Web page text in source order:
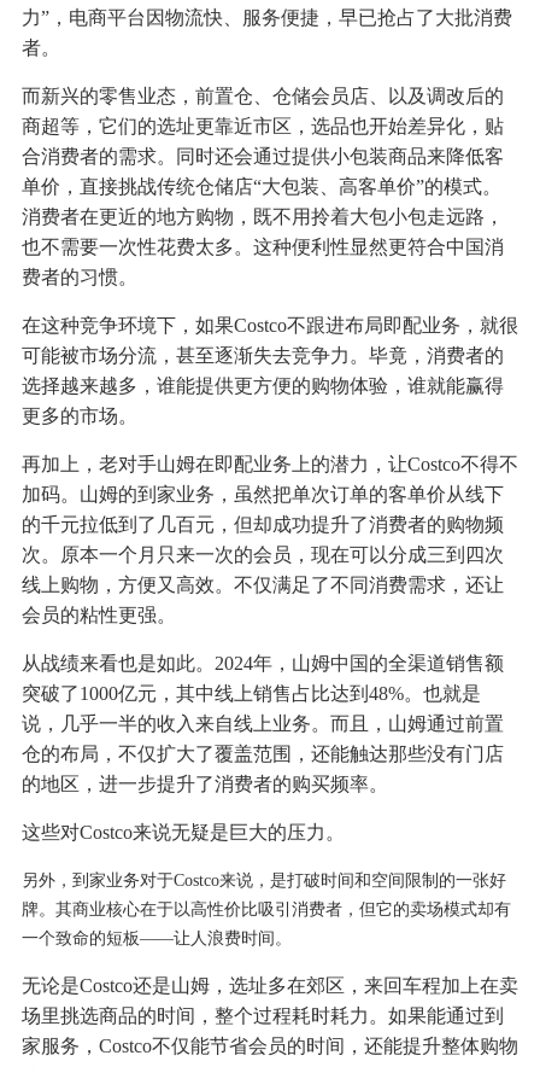
力”，电商平台因物流快、服务便捷，早已抢占了大批消费
者。
而新兴的零售业态，前置仓、仓储会员店、以及调改后的
商超等，它们的选址更靠近市区，选品也开始差异化，贴
合消费者的需求。同时还会通过提供小包装商品来降低客
单价，直接挑战传统仓储店“大包装、高客单价”的模式。
消费者在更近的地方购物，既不用拎着大包小包走远路，
也不需要一次性花费太多。这种便利性显然更符合中国消
费者的习惯。
在这种竞争环境下，如果Costco不跟进布局即配业务，就很
可能被市场分流，甚至逐渐失去竞争力。毕竟，消费者的
选择越来越多，谁能提供更方便的购物体验，谁就能赢得
更多的市场。
再加上，老对手山姆在即配业务上的潜力，让Costco不得不
加码。山姆的到家业务，虽然把单次订单的客单价从线下
的千元拉低到了几百元，但却成功提升了消费者的购物频
次。原本一个月只来一次的会员，现在可以分成三到四次
线上购物，方便又高效。不仅满足了不同消费需求，还让
会员的粘性更强。
从战绩来看也是如此。2024年，山姆中国的全渠道销售额
突破了1000亿元，其中线上销售占比达到48%。也就是
说，几乎一半的收入来自线上业务。而且，山姆通过前置
仓的布局，不仅扩大了覆盖范围，还能触达那些没有门店
的地区，进一步提升了消费者的购买频率。
这些对Costco来说无疑是巨大的压力。
另外，到家业务对于Costco来说，是打破时间和空间限制的一张好
牌。其商业核心在于以高性价比吸引消费者，但它的卖场模式却有
一个致命的短板——让人浪费时间。
无论是Costco还是山姆，选址多在郊区，来回车程加上在卖
场里挑选商品的时间，整个过程耗时耗力。如果能通过到
家服务，Costco不仅能节省会员的时间，还能提升整体购物